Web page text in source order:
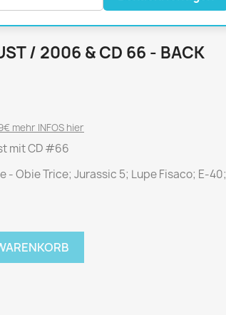
P.M. Biografie
PM Magazin
Metal Hammer
neue mode
/ 2006 & CD 66 - BACK
mehr INFOS hier
mit CD #66
- Obie Trice; Jurassic 5; Lupe Fisaco; E-40;